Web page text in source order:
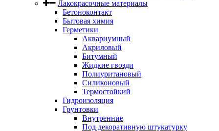
Лакокрасочные материалы
Бетоноконтакт
Бытовая химия
Герметики
Аквариумный
Акриловый
Битумный
Жидкие гвозди
Полиуритановый
Силиконовый
Термостойкий
Гидроизоляция
Грунтовки
Внутренние
Под декоративную штукатурку